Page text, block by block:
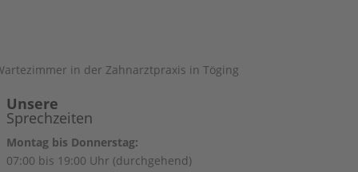
Unsere
Sprechzeiten
Montag bis Donnerstag:
07:00 bis 19:00 Uhr (durchgehend)